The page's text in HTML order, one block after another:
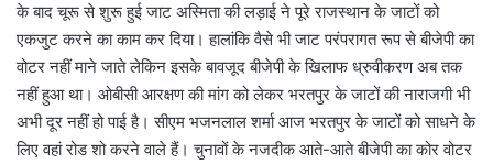
के बाद चूरू से शुरू हुई जाट अस्मिता की लड़ाई ने पूरे राजस्थान के जाटों को
एकजुट करने का काम कर दिया। हालांकि वैसे भी जाट परंपरागत रूप से बीजेपी का
वोटर नहीं माने जाते लेकिन इसके बावजूद बीजेपी के खिलाफ ध्रुवीकरण अब तक
नहीं हुआ था। ओबीसी आरक्षण की मांग को लेकर भरतपुर के जाटों की नाराजगी भी
अभी दूर नहीं हो पाई है। सीएम भजनलाल शर्मा आज भरतपुर के जाटों को साधने के
लिए वहां रोड शो करने वाले हैं। चुनावों के नजदीक आते-आते बीजेपी का कोर वोटर